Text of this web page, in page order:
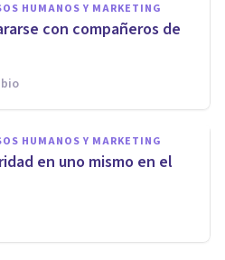
HUMANOS Y MARKETING
con compañeros de
HUMANOS Y MARKETING
en uno mismo en el
HUMANOS Y MARKETING
el teletrabajo: 4